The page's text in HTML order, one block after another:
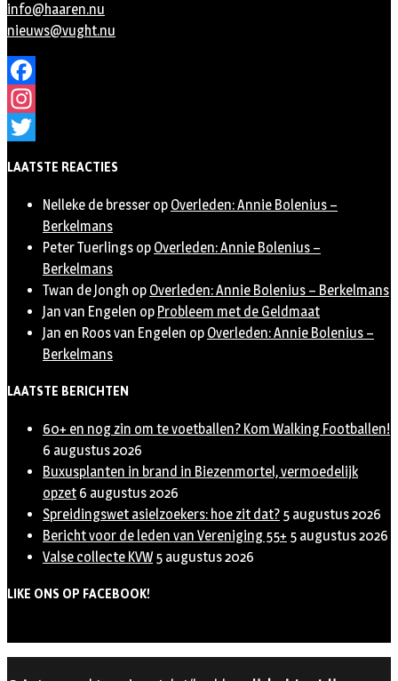
info@haaren.nu
nieuws@vught.nu
Facebook
Instagram
LAATSTE REACTIES
Nelleke de bresser op Overleden: Annie Bolenius –
Berkelmans
Peter Tuerlings op Overleden: Annie Bolenius –
Berkelmans
Twan de Jongh op Overleden: Annie Bolenius – Berkelmans
Jan van Engelen op Probleem met de Geldmaat
Jan en Roos van Engelen op Overleden: Annie Bolenius –
Berkelmans
LAATSTE BERICHTEN
60+ en nog zin om te voetballen? Kom Walking Footballen!
6 augustus 2026
Buxusplanten in brand in Biezenmortel, vermoedelijk
opzet 6 augustus 2026
Spreidingswet asielzoekers: hoe zit dat? 5 augustus 2026
Bericht voor de leden van Vereniging 55+ 5 augustus 2026
Valse collecte KVW 5 augustus 2026
LIKE ONS OP FACEBOOK!